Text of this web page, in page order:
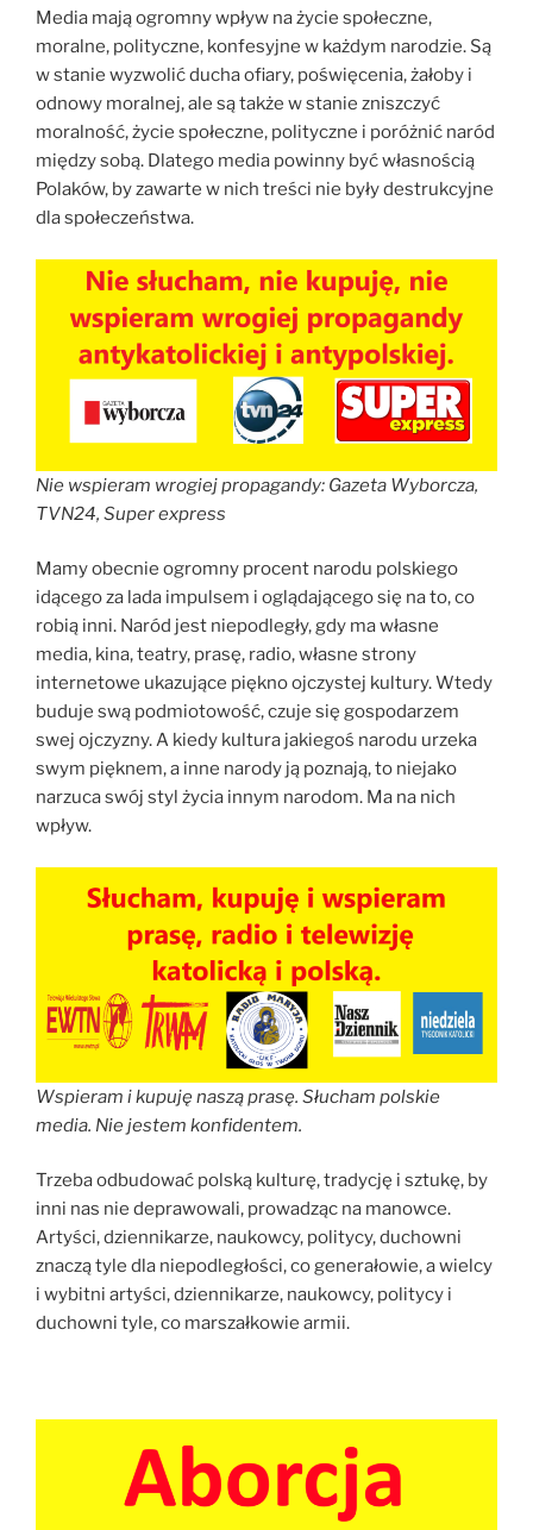
Media mają ogromny wpływ na życie społeczne,
moralne, polityczne, konfesyjne w każdym narodzie. Są
w stanie wyzwolić ducha ofiary, poświęcenia, żałoby i
odnowy moralnej, ale są także w stanie zniszczyć
moralność, życie społeczne, polityczne i poróżnić naród
między sobą. Dlatego media powinny być własnością
Polaków, by zawarte w nich treści nie były destrukcyjne
dla społeczeństwa.
Nie wspieram wrogiej propagandy: Gazeta Wyborcza,
TVN24, Super express
Mamy obecnie ogromny procent narodu polskiego
idącego za lada impulsem i oglądającego się na to, co
robią inni. Naród jest niepodległy, gdy ma własne
media, kina, teatry, prasę, radio, własne strony
internetowe ukazujące piękno ojczystej kultury. Wtedy
buduje swą podmiotowość, czuje się gospodarzem
swej ojczyzny. A kiedy kultura jakiegoś narodu urzeka
swym pięknem, a inne narody ją poznają, to niejako
narzuca swój styl życia innym narodom. Ma na nich
wpływ.
Wspieram i kupuję naszą prasę. Słucham polskie
media. Nie jestem konfidentem.
Trzeba odbudować polską kulturę, tradycję i sztukę, by
inni nas nie deprawowali, prowadząc na manowce.
Artyści, dziennikarze, naukowcy, politycy, duchowni
znaczą tyle dla niepodległości, co generałowie, a wielcy
i wybitni artyści, dziennikarze, naukowcy, politycy i
duchowni tyle, co marszałkowie armii.